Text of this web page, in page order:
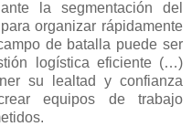
la segmentación del
organizar rápidamente
de batalla puede ser
logística eficiente (…)
su lealtad y confianza
equipos de trabajo